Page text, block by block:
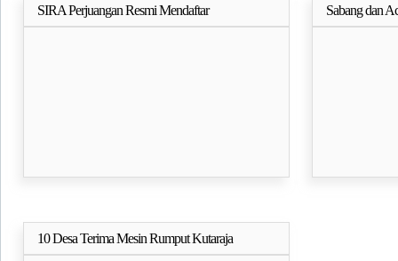
SIRA Perjuangan Resmi MendaftarSelengkapnya..
Sabang dan
Menteri PPA
10 Desa Terima Mesin Rumput KutarajaSelengkapnya..